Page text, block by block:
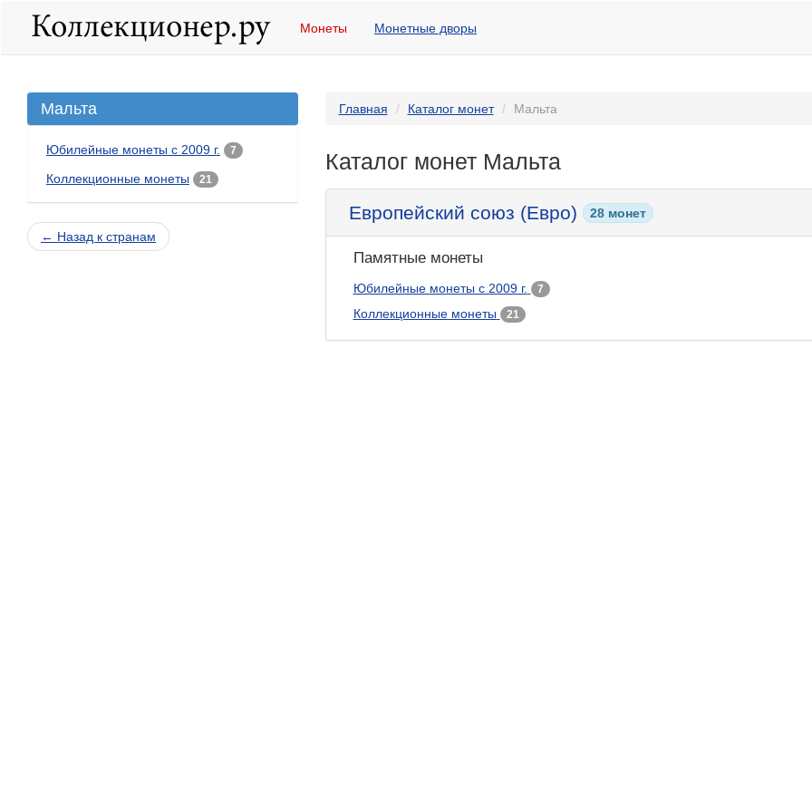
Монеты Монетные дворы
Мальта
Юбилейные монеты с 2009 г. 7
Коллекционные монеты 21
← Назад к странам
Главная Каталог монет Мальта
Каталог монет Мальта
Европейский союз (Евро) 28 монет
Памятные монеты
Юбилейные монеты с 2009 г. 7
Коллекционные монеты 21